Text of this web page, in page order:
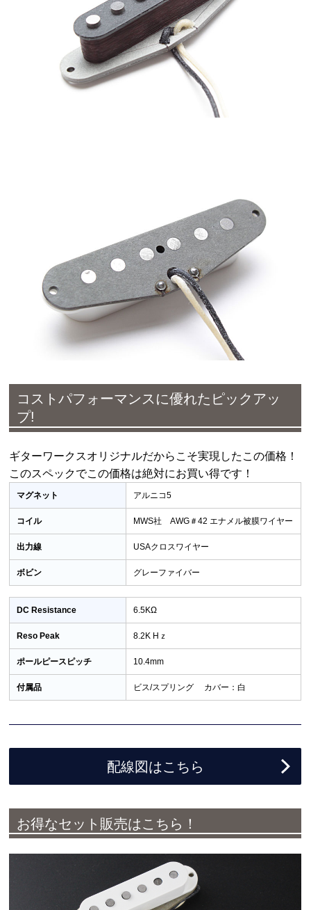
コストパフォーマンスに優れたピックアッ
プ!
ギターワークスオリジナルだからこそ実現したこの価格！
このスペックでこの価格は絶対にお買い得です！
マグネット アルニコ5
コイル MWS社 AWG＃42 エナメル被膜ワイヤー
出力線 USAクロスワイヤー
ボビン グレーファイバー
DC Resistance 6.5KΩ
Reso Peak 8.2K Hｚ
ポールピースピッチ 10.4mm
付属品 ビス/スプリング カバー：白
配線図はこちら
お得なセット販売はこちら！